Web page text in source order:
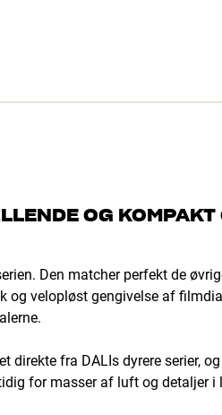
OG
Den matcher perfekt de
og velopløst gengivelse af
direkte fra DALIs dyrere serier,
for masser af luft og detaljer i